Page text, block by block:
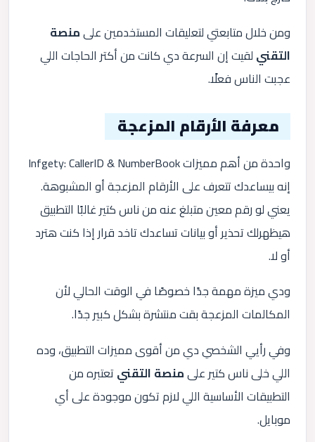
ومن خلال متابعتي لتعليقات المستخدمين علىمنصة
التقني لقيت إن السرعة دي كانت من أكتر الحاجات اللي
عجبت الناس فعلًا.
معرفة الأرقام المزعجة
واحدة من أهم مميزات Infgety: CallerID & NumberBook
إنه بيساعدك تتعرف على الأرقام المزعجة أو المشبوهة.
يعني لو رقم معين متبلغ عنه من ناس كتير غالبًا التطبيق
هيظهرلك تحذير أو بيانات تساعدك تاخد قرار إذا كنت هترد
أو لا.
ودي ميزة مهمة جدًا خصوصًا في الوقت الحالي لأن
المكالمات المزعجة بقت منتشرة بشكل كبير جدًا.
وفي رأيي الشخصي دي من أقوى مميزات التطبيق، وده
اللي خلى ناس كتير علىمنصة التقني تعتبره من
التطبيقات الأساسية اللي لازم تكون موجودة على أي
موبايل.